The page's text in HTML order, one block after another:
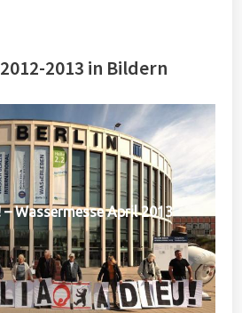
2013 in Bildern
Wassermesse April 2013